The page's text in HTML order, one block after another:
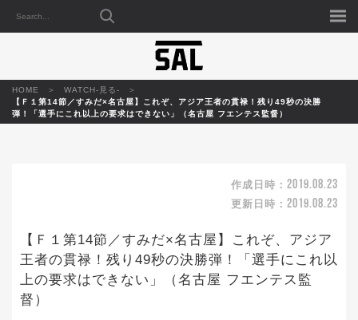
HOME
WATCH-見る-
【Ｆ１第14節／すみだ×名古屋】これぞ、アジア王者の貫禄！残り49秒の決勝
弾！「選手にこれ以上の要求はできない」（名古屋 フエンテス監督）
作成日時： 2019.08.23
更新日時： 2019.08.23
【Ｆ１第14節／すみだ×名古屋】これぞ、アジア
王者の貫禄！残り49秒の決勝弾！「選手にこれ以
上の要求はできない」（名古屋 フエンテス監
督）